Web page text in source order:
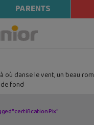
PARENTS
où danse le vent, un beau
fond
"certification Pix"
modal-check